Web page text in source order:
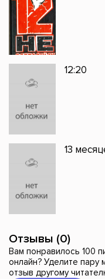
12:20
13
Отзывы (0)
Вам понравилось 100
онлайн? Уделите пару
отзыв другому